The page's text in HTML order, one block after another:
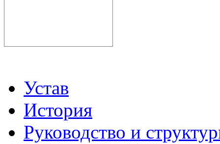
Устав
История
Руководство и